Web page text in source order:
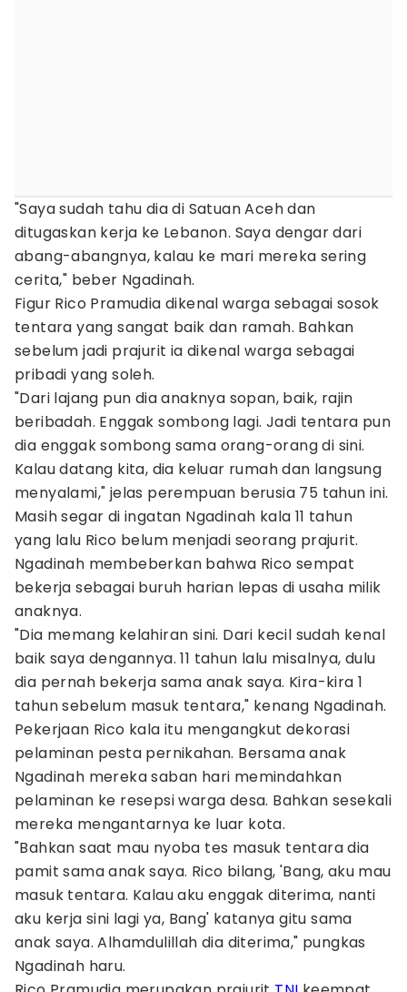
"Saya sudah tahu dia di Satuan Aceh dan
ditugaskan kerja ke Lebanon. Saya dengar dari
abang-abangnya, kalau ke mari mereka sering
cerita," beber Ngadinah.
Figur Rico Pramudia dikenal warga sebagai sosok
tentara yang sangat baik dan ramah. Bahkan
sebelum jadi prajurit ia dikenal warga sebagai
pribadi yang soleh.
"Dari lajang pun dia anaknya sopan, baik, rajin
beribadah. Enggak sombong lagi. Jadi tentara pun
dia enggak sombong sama orang-orang di sini.
Kalau datang kita, dia keluar rumah dan langsung
menyalami," jelas perempuan berusia 75 tahun ini.
Masih segar di ingatan Ngadinah kala 11 tahun
yang lalu Rico belum menjadi seorang prajurit.
Ngadinah membeberkan bahwa Rico sempat
bekerja sebagai buruh harian lepas di usaha milik
anaknya.
"Dia memang kelahiran sini. Dari kecil sudah kenal
baik saya dengannya. 11 tahun lalu misalnya, dulu
dia pernah bekerja sama anak saya. Kira-kira 1
tahun sebelum masuk tentara," kenang Ngadinah.
Pekerjaan Rico kala itu mengangkut dekorasi
pelaminan pesta pernikahan. Bersama anak
Ngadinah mereka saban hari memindahkan
pelaminan ke resepsi warga desa. Bahkan sesekali
mereka mengantarnya ke luar kota.
"Bahkan saat mau nyoba tes masuk tentara dia
pamit sama anak saya. Rico bilang, 'Bang, aku mau
masuk tentara. Kalau aku enggak diterima, nanti
aku kerja sini lagi ya, Bang' katanya gitu sama
anak saya. Alhamdulillah dia diterima," pungkas
Ngadinah haru.